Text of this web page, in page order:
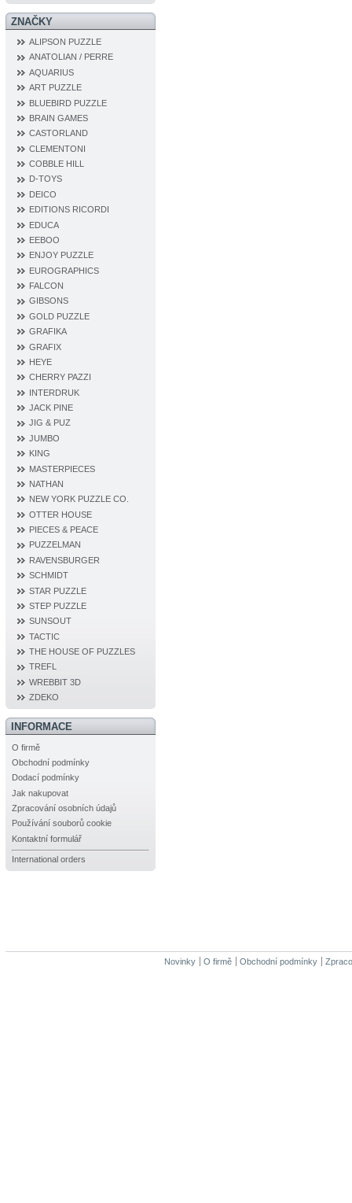
ZNAČKY
ALIPSON PUZZLE
ANATOLIAN / PERRE
AQUARIUS
ART PUZZLE
BLUEBIRD PUZZLE
BRAIN GAMES
CASTORLAND
CLEMENTONI
COBBLE HILL
D‐TOYS
DEICO
EDITIONS RICORDI
EDUCA
EEBOO
ENJOY PUZZLE
EUROGRAPHICS
FALCON
GIBSONS
GOLD PUZZLE
GRAFIKA
GRAFIX
HEYE
CHERRY PAZZI
INTERDRUK
JACK PINE
JIG & PUZ
JUMBO
KING
MASTERPIECES
NATHAN
NEW YORK PUZZLE CO.
OTTER HOUSE
PIECES & PEACE
PUZZELMAN
RAVENSBURGER
SCHMIDT
STAR PUZZLE
STEP PUZZLE
SUNSOUT
TACTIC
THE HOUSE OF PUZZLES
TREFL
WREBBIT 3D
ZDEKO
INFORMACE
O firmě
Obchodní podmínky
Dodací podmínky
Jak nakupovat
Zpracování osobních údajů
Používání souborů cookie
Kontaktní formulář
International orders
Novinky O firmě Obchodní podmínky